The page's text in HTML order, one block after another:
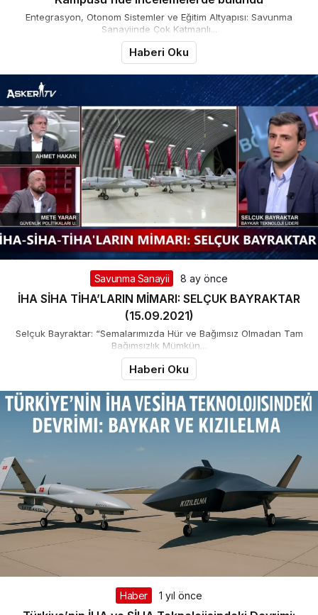
Entegrasyon, Otonom Sistemler ve Eğitim Altyapısı: Savunma
Sanayiinde Çok Katmanlı...
Haberi Oku
Savunma Sanayii 8 ay önce
İHA SİHA TİHA’LARIN MİMARI: SELÇUK BAYRAKTAR
(15.09.2021)
Selçuk Bayraktar: “Semalarımızda Hür ve Bağımsız Olmadan Tam
Bağımsızlık Mümkün...
Haberi Oku
Haber 1 yıl önce